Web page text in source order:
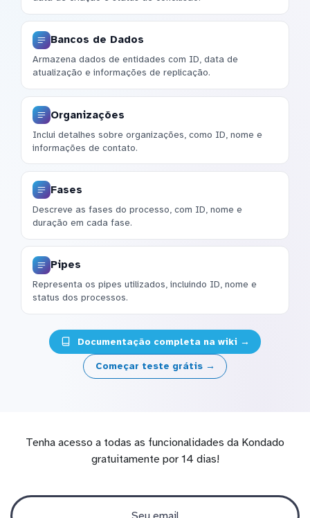
Bancos de Dados
Armazena dados de entidades com ID, data de
atualização e informações de replicação.
Organizações
Inclui detalhes sobre organizações, como ID, nome e
informações de contato.
Fases
Descreve as fases do processo, com ID, nome e
duração em cada fase.
Pipes
Representa os pipes utilizados, incluindo ID, nome e
status dos processos.
Documentação completa na wiki →
Começar teste grátis →
Tenha acesso a todas as funcionalidades da Kondado
gratuitamente por 14 dias!